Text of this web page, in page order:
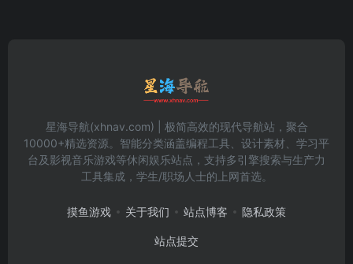
星海导航(xhnav.com) | 极简高效的现代导航站，聚合
10000+精选资源。智能分类涵盖编程工具、设计素材、学习平
台及影视音乐游戏等休闲娱乐站点，支持多引擎搜索与生产力
工具集成，学生/职场人士的上网首选。
摸鱼游戏 关于我们 站点博客 隐私政策
站点提交